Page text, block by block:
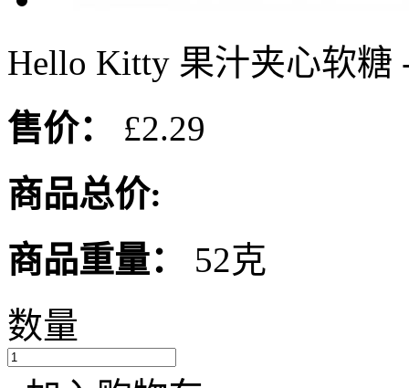
Hello Kitty 果汁夹心软糖
售价：
£2.29
商品总价:
商品重量：
52克
数量